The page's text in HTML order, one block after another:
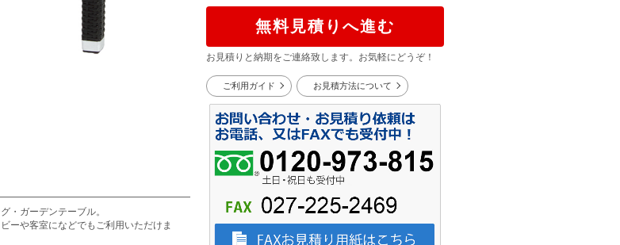
・ガーデンテーブル。
ーや客室になどでもご利用いただけま
無料見積りへ進む
お見積りと納期をご連絡致します。お気軽にどうぞ！
ご利用ガイド お見積方法について